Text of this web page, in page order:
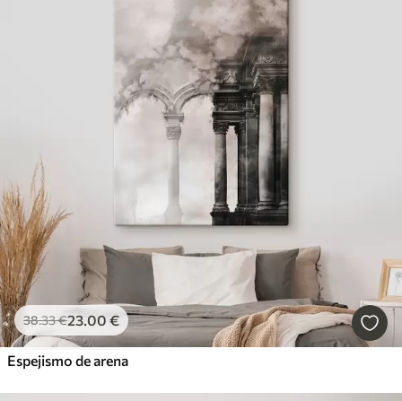
38.33€23 .00 €
Espejismo de arena